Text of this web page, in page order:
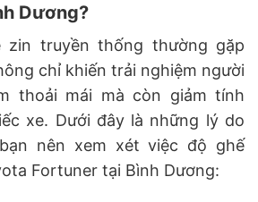
Dương?
zin truyền thống thường gặp
chỉ khiến trải nghiệm người
thoải mái mà còn giảm tính
xe. Dưới đây là những lý do
nên xem xét việc độ ghế
Fortuner tại Bình Dương: